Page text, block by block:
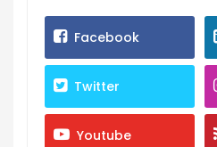
Facebook
Twitter
Youtube